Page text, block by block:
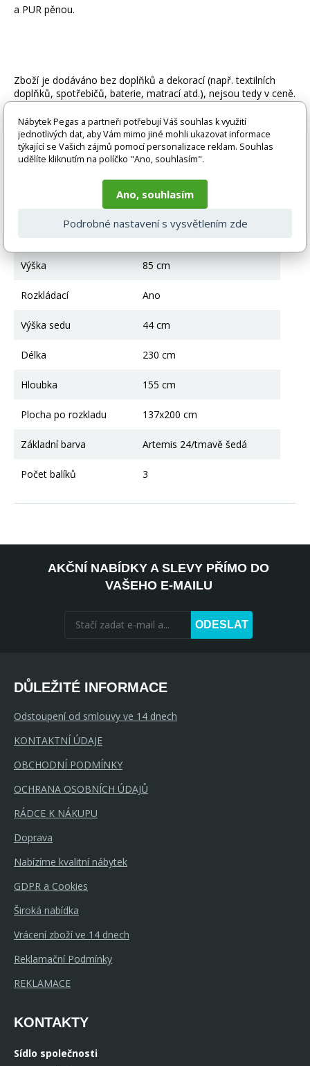
a PUR pěnou.
Zboží je dodáváno bez doplňků a dekorací (např. textilních
doplňků, spotřebičů, baterie, matrací atd.), nejsou tedy v ceně.
Pokud není uvedeno jinak. Většinou je zboží dodáváno v
demontovaném stavu, dle charakteru zboží. Fotografie mohou
být i ilustrační a barva produktu nemusí odpovídat skutečnosti
vlivem nastavení monitoru a převodem do el. podoby. V
případě nejasností kontaktujte naše klientské centrum
Technické parametry
Výška 85 cm
Rozkládací Ano
Výška sedu 44 cm
Délka 230 cm
Hloubka 155 cm
Plocha po rozkladu 137x200 cm
Základní barva Artemis 24/tmavě šedá
Počet balíků 3
AKČNÍ NABÍDKY A SLEVY PŘÍMO DO
VAŠEHO E-MAILU
ODESLAT
DŮLEŽITÉ INFORMACE
Odstoupení od smlouvy ve 14 dnech
KONTAKTNÍ ÚDAJE
OBCHODNÍ PODMÍNKY
OCHRANA OSOBNÍCH ÚDAJŮ
RÁDCE K NÁKUPU
Doprava
Nabízíme kvalitní nábytek
GDPR a Cookies
Široká nabídka
Vrácení zboží ve 14 dnech
Reklamační Podmínky
REKLAMACE
KONTAKTY
Sídlo společnosti
Nábytek Pegas a partneři potřebují Váš souhlas k využití
jednotlivých dat, aby Vám mimo jiné mohli ukazovat informace
týkající se Vašich zájmů pomocí personalizace reklam. Souhlas
udělíte kliknutím na políčko "Ano, souhlasím".
Ano, souhlasím
Podrobné nastavení s vysvětlením zde